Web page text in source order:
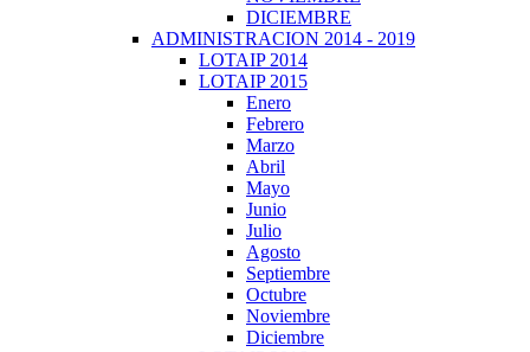
DICIEMBRE
ADMINISTRACION 2014 - 2019
LOTAIP 2014
LOTAIP 2015
Enero
Febrero
Marzo
Abril
Mayo
Junio
Julio
Agosto
Septiembre
Octubre
Noviembre
Diciembre